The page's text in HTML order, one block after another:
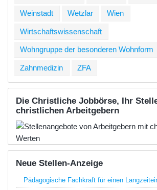
Weinstadt Wetzlar Wien
Wirtschaftswissenschaft
Wohngruppe der besonderen Wohnform
Zahnmedizin ZFA
Die Christliche Jobbörse, Ihr
christlichen Arbeitgebern
Neue Stellen-Anzeige
Pädagogische Fachkraft für einen